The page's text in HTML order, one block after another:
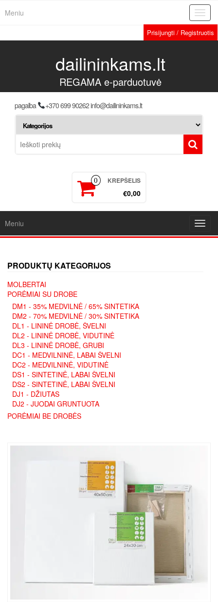
Meniu
Prisijungti / Registruotis
dailininkams.lt
REGAMA e-parduotuvė
pagalba +370 699 90262 info@dailininkams.lt
0 KREPŠELIS
€0,00
Meniu
PRODUKTŲ KATEGORIJOS
MOLBERTAI
PORĖMIAI SU DROBE
DM1 - 35% MEDVILNĖ / 65% SINTETIKA
DM2 - 70% MEDVILNĖ / 30% SINTETIKA
DL1 - LININĖ DROBĖ, ŠVELNI
DL2 - LININĖ DROBĖ, VIDUTINĖ
DL3 - LININĖ DROBĖ, GRUBI
DC1 - MEDVILNINĖ, LABAI ŠVELNI
DC2 - MEDVILNINĖ, VIDUTINĖ
DS1 - SINTETINĖ, LABAI ŠVELNI
DS2 - SINTETINĖ, LABAI ŠVELNI
DJ1 - DŽIUTAS
DJ2 - JUODAI GRUNTUOTA
PORĖMIAI BE DROBĖS